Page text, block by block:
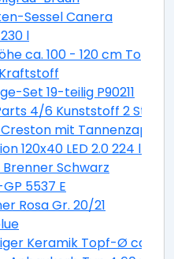
Sessel Canera
l
ca. 100 - 120 cm Topf
Set 19-teilig P90211
4/6 Kunststoff 2 Stück
mit
120x40 LED 2.0 224 l
Schwarz
5537 E
Rosa Gr. 20/21
Keramik Topf-Ø ca. 13